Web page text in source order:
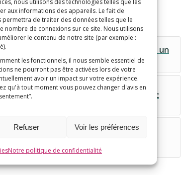
nous utilisons des technologies telles que les
aux informations des appareils. Le fait de
permettra de traiter des données telles que le
nombre de connexions sur ce site. Nous utilisons
le contenu de notre site (par exemple :
.
les fonctionnels, il nous semble essentiel de
ne pourront pas être activées lors de votre
avoir un impact sur votre expérience.
qu'à tout moment vous pouvez changer d'avis en
Refuser Voir les préférences
Notre politique de confidentialité
contre le covid-19 : n’ajoutons pas un
toxique au risque infectieux !
maladie inconnue est en train de
sur notre pays » (extrait de Toxic
L’extension de l’obligation vaccinale est
rien